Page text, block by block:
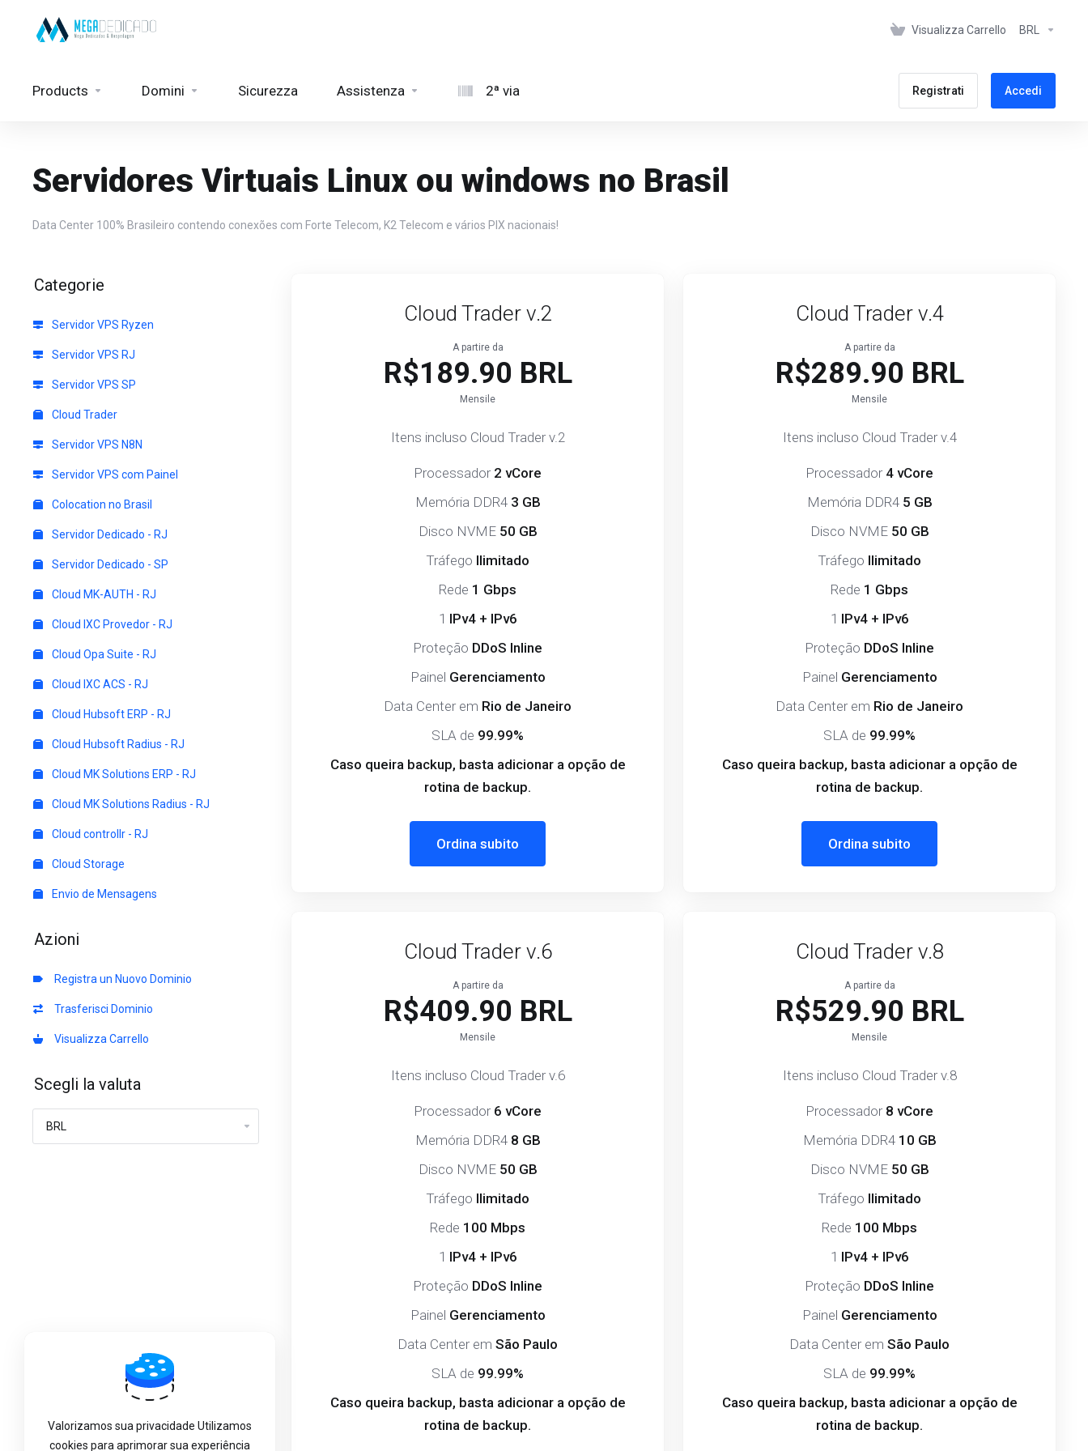
Visualizza Carrello BRL
Products Domini Sicurezza Assistenza 2ª via Registrati Accedi
Servidores Virtuais Linux ou windows no Brasil
Data Center 100% Brasileiro contendo conexões com Forte Telecom, K2 Telecom e vários PIX nacionais!
Categorie
Servidor VPS Ryzen
Servidor VPS RJ
Servidor VPS SP
Cloud Trader
Servidor VPS N8N
Servidor VPS com Painel
Colocation no Brasil
Servidor Dedicado - RJ
Servidor Dedicado - SP
Cloud MK-AUTH - RJ
Cloud IXC Provedor - RJ
Cloud Opa Suite - RJ
Cloud IXC ACS - RJ
Cloud Hubsoft ERP - RJ
Cloud Hubsoft Radius - RJ
Cloud MK Solutions ERP - RJ
Cloud MK Solutions Radius - RJ
Cloud controllr - RJ
Cloud Storage
Envio de Mensagens
Azioni
Registra un Nuovo Dominio
Trasferisci Dominio
Visualizza Carrello
Scegli la valuta
Cloud Trader v.2
A partire da
R$189.90 BRL
Mensile
Itens incluso Cloud Trader v.2
Processador 2 vCore
Memória DDR4 3 GB
Disco NVME 50 GB
Tráfego Ilimitado
Rede 1 Gbps
1 IPv4 + IPv6
Proteção DDoS Inline
Painel Gerenciamento
Data Center em Rio de Janeiro
SLA de 99.99%
Caso queira backup, basta adicionar a opção de
rotina de backup.
Ordina subito
Cloud Trader v.4
A partire da
R$289.90 BRL
Mensile
Itens incluso Cloud Trader v.4
Processador 4 vCore
Memória DDR4 5 GB
Disco NVME 50 GB
Tráfego Ilimitado
Rede 1 Gbps
1 IPv4 + IPv6
Proteção DDoS Inline
Painel Gerenciamento
Data Center em Rio de Janeiro
SLA de 99.99%
Caso queira backup, basta adicionar a opção de
rotina de backup.
Ordina subito
Cloud Trader v.6
A partire da
R$409.90 BRL
Mensile
Itens incluso Cloud Trader v.6
Processador 6 vCore
Memória DDR4 8 GB
Disco NVME 50 GB
Tráfego Ilimitado
Rede 100 Mbps
1 IPv4 + IPv6
Proteção DDoS Inline
Painel Gerenciamento
Data Center em São Paulo
SLA de 99.99%
Caso queira backup, basta adicionar a opção de
rotina de backup.
Cloud Trader v.8
A partire da
R$529.90 BRL
Mensile
Itens incluso Cloud Trader v.8
Processador 8 vCore
Memória DDR4 10 GB
Disco NVME 50 GB
Tráfego Ilimitado
Rede 100 Mbps
1 IPv4 + IPv6
Proteção DDoS Inline
Painel Gerenciamento
Data Center em São Paulo
SLA de 99.99%
Caso queira backup, basta adicionar a opção de
rotina de backup.
Valorizamos sua privacidade Utilizamos
cookies para aprimorar sua experiência